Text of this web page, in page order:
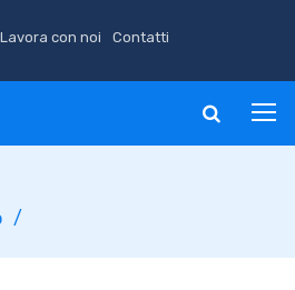
Lavora con noi Contatti